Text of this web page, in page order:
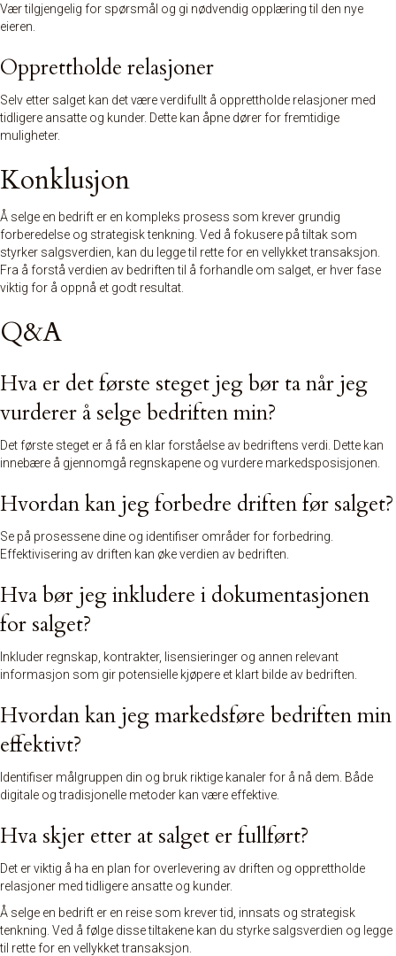
Vær tilgjengelig for spørsmål og gi nødvendig opplæring til den nye
eieren.
Opprettholde relasjoner
Selv etter salget kan det være verdifullt å opprettholde relasjoner med
tidligere ansatte og kunder. Dette kan åpne dører for fremtidige
muligheter.
Konklusjon
Å selge en bedrift er en kompleks prosess som krever grundig
forberedelse og strategisk tenkning. Ved å fokusere på tiltak som
styrker salgsverdien, kan du legge til rette for en vellykket transaksjon.
Fra å forstå verdien av bedriften til å forhandle om salget, er hver fase
viktig for å oppnå et godt resultat.
Q&A
Hva er det første steget jeg bør ta når jeg
vurderer å selge bedriften min?
Det første steget er å få en klar forståelse av bedriftens verdi. Dette kan
innebære å gjennomgå regnskapene og vurdere markedsposisjonen.
Hvordan kan jeg forbedre driften før salget?
Se på prosessene dine og identifiser områder for forbedring.
Effektivisering av driften kan øke verdien av bedriften.
Hva bør jeg inkludere i dokumentasjonen
for salget?
Inkluder regnskap, kontrakter, lisensieringer og annen relevant
informasjon som gir potensielle kjøpere et klart bilde av bedriften.
Hvordan kan jeg markedsføre bedriften min
effektivt?
Identifiser målgruppen din og bruk riktige kanaler for å nå dem. Både
digitale og tradisjonelle metoder kan være effektive.
Hva skjer etter at salget er fullført?
Det er viktig å ha en plan for overlevering av driften og opprettholde
relasjoner med tidligere ansatte og kunder.
Å selge en bedrift er en reise som krever tid, innsats og strategisk
tenkning. Ved å følge disse tiltakene kan du styrke salgsverdien og legge
til rette for en vellykket transaksjon.